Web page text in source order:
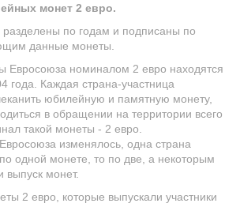
монет 2 евро.
по годам и подписаны по
данные монеты.
Евросоюза номиналом 2 евро находятся
года. Каждая страна-участница
юбилейную и памятную монету,
в обращении на территории всего
такой монеты - 2 евро.
изменялось, одна страна
одной монете, то по две, а некоторым
монет.
2 евро, которые выпускали участники